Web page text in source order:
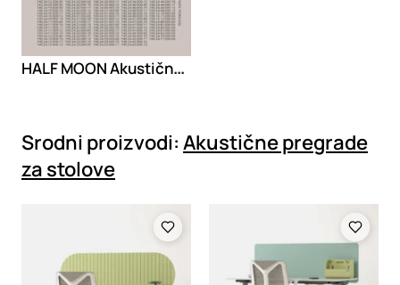
HALF MOON Akustična pregrada za radni sto
Srodni proizvodi: Akustične pregrade
za stolove